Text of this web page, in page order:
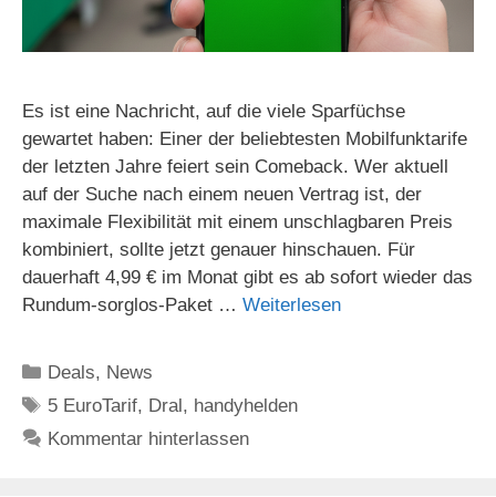
Es ist eine Nachricht, auf die viele Sparfüchse
gewartet haben: Einer der beliebtesten Mobilfunktarife
der letzten Jahre feiert sein Comeback. Wer aktuell
auf der Suche nach einem neuen Vertrag ist, der
maximale Flexibilität mit einem unschlagbaren Preis
kombiniert, sollte jetzt genauer hinschauen. Für
dauerhaft 4,99 € im Monat gibt es ab sofort wieder das
Rundum-sorglos-Paket … Weiterlesen
Kategorien
Deals, News
Schlagwörter
5 EuroTarif, Dral, handyhelden
Kommentar hinterlassen